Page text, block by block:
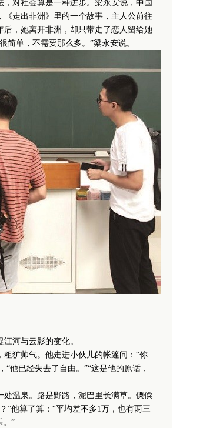
对社会算是一种进步。梁永安说，中国
走出非洲》里的一个故事，主人公前往
，她离开非洲，却只带走了恋人留给她
简单，不需要那么多。”梁永安说。
河与云影的变化。
犷帅气。他走进小伙儿的帐篷问：“你
他已经失去了自由。”“这是他的原话，
温泉。路是野路，泥巴里长满草。傈僳
”他算了算：“平均差不多1万，也有两三
。”